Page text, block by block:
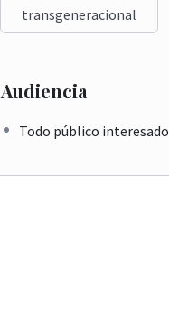
transgeneracional
Audiencia
Todo público interesado